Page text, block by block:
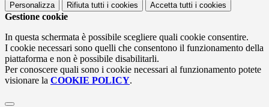
Personalizza Rifiuta tutti i cookies Accetta tutti i cookies
Gestione cookie
In questa schermata è possibile scegliere quali cookie consentire.
I cookie necessari sono quelli che consentono il funzionamento della
piattaforma e non è possibile disabilitarli.
Per conoscere quali sono i cookie necessari al funzionamento potete
visionare la COOKIE POLICY.